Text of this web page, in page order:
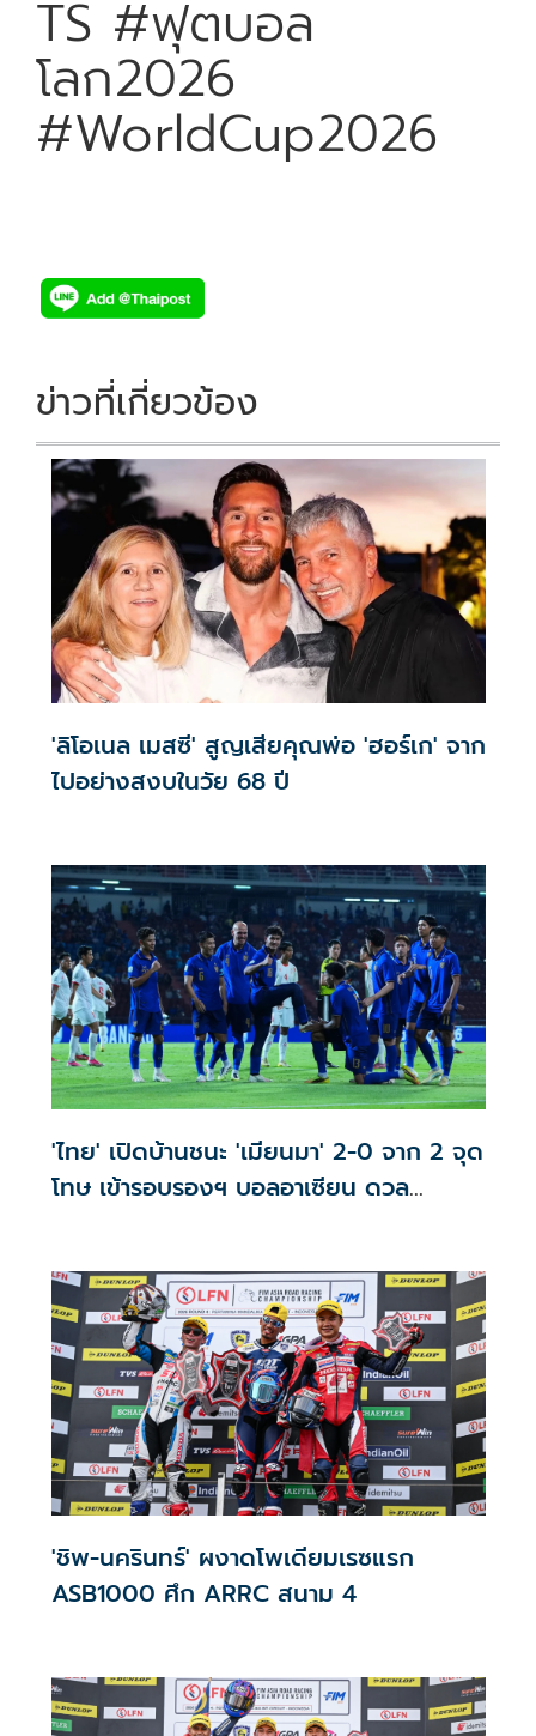
TS #ฟุตบอล
โลก2026
#WorldCup2026
ข่าวที่เกี่ยวข้อง
'ลิโอเนล เมสซี' สูญเสียคุณพ่อ 'ฮอร์เก' จาก
ไปอย่างสงบในวัย 68 ปี
'ไทย' เปิดบ้านชนะ 'เมียนมา' 2-0 จาก 2 จุด
โทษ เข้ารอบรองฯ บอลอาเซียน ดวล
'ชิพ-นครินทร์' ผงาดโพเดียมเรซแรก
ASB1000 ศึก ARRC สนาม 4